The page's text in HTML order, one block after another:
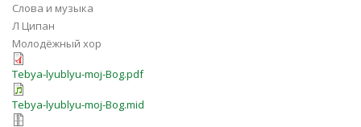
Слова и музыка
Л Ципан
Молодёжный хор
Tebya-lyublyu-moj-Bog.pdf
Tebya-lyublyu-moj-Bog.mid